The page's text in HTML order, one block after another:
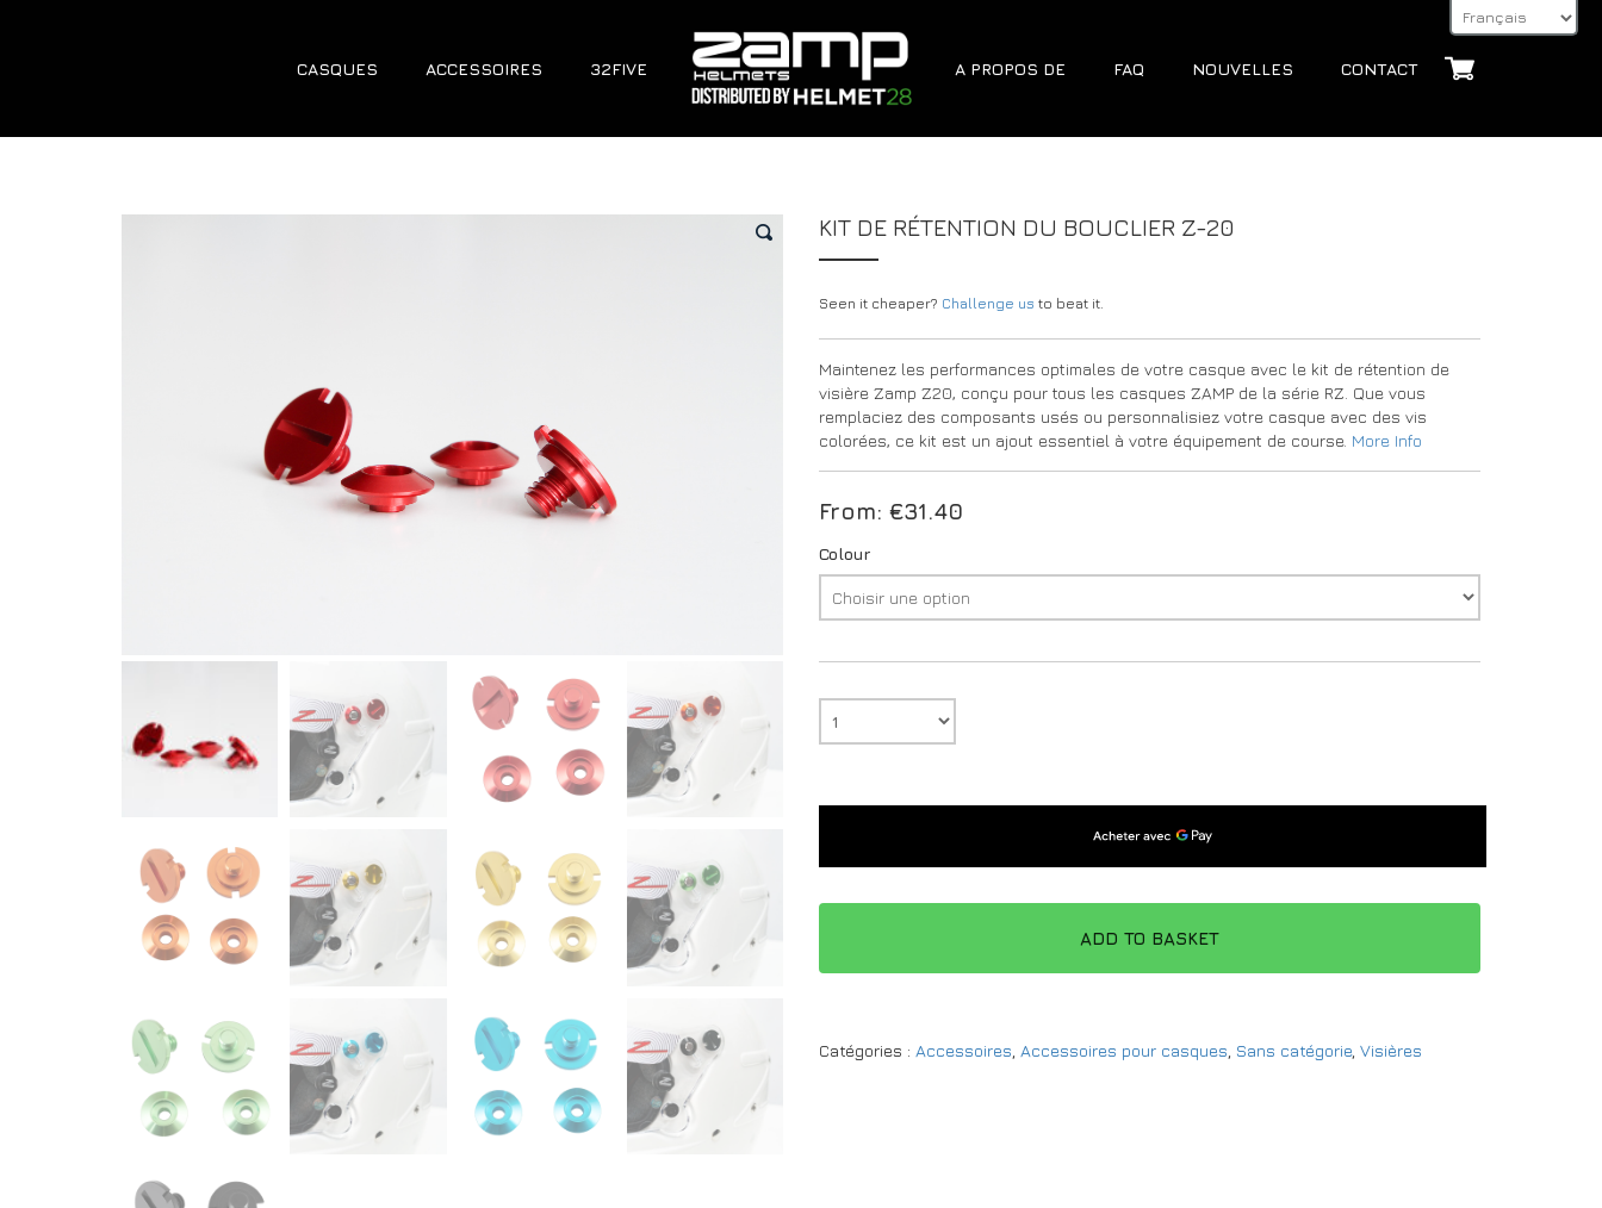
CASQUES ACCESSOIRES 32FIVE A PROPOS DE FAQ NOUVELLES CONTACT
KIT DE RÉTENTION DU BOUCLIER Z-20
Seen it cheaper? Challenge us to beat it.
Maintenez les performances optimales de votre casque avec le kit de rétention de
visière Zamp Z20, conçu pour tous les casques ZAMP de la série RZ. Que vous
remplaciez des composants usés ou personnalisiez votre casque avec des vis
colorées, ce kit est un ajout essentiel à votre équipement de course. More Info
From: €31.40
Colour
ADD TO BASKET
Catégories : Accessoires Accessoires pour casques Sans catégorie, Visières